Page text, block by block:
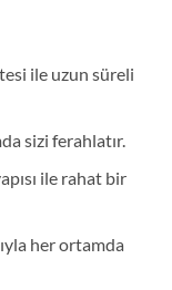
ile uzun süreli
sizi ferahlatır.
ile rahat bir
her ortamda